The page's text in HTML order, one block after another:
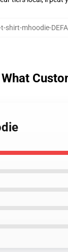
shirt-mhoodie-
What